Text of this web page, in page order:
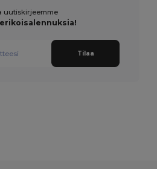
uutiskirjeemme
Tilaa